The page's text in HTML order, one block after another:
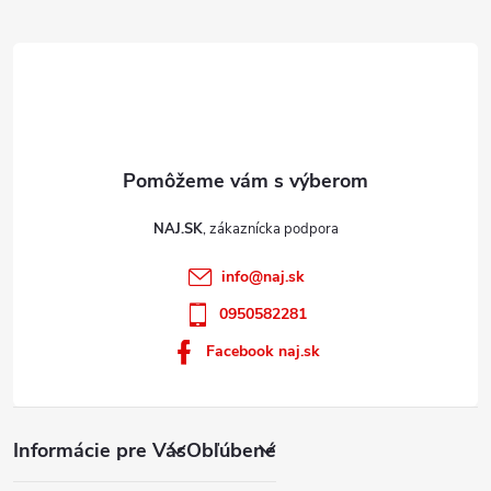
Informácie pre VásObľúbené
NAJ.SK
info@naj.sk
0950582281
Facebook naj.sk